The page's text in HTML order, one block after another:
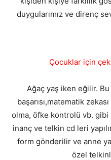
duygularımız ve direnç
Çocuklar için
Ağaç yaş iken eğilir.
başarısı,matematik
olma, öfke kontrolü vb.
inanç ve telkin cd leri
form gönderilir ve anne ya
özel